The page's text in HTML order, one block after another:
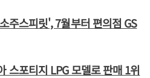
주스피릿', 7월부터 편의점 GS
스포티지 LPG 모델로 판매 1위